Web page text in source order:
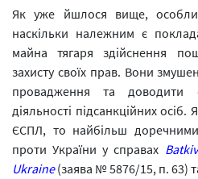
Як уже йшлося вище,
наскільки належним є
майна тягаря здійснення
захисту своїх прав. Вони
провадження та доводити
діяльності підсанкційних
ЄСПЛ, то найбільш
проти України у справах
Ukraine (заява № 5876/15, п. 63)